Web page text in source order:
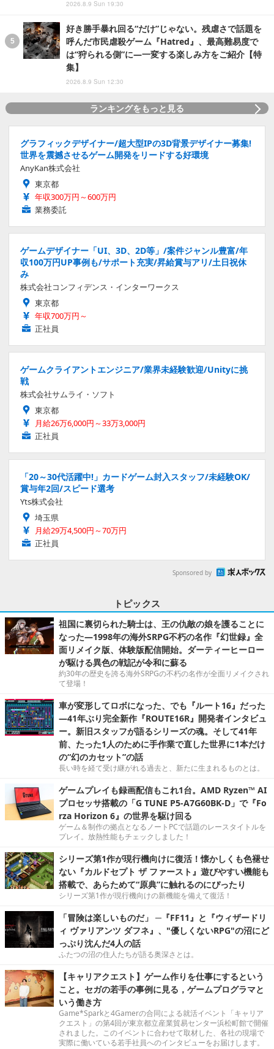
2026.8.9 Sun 19:30
好き勝手暴れ回る“だけ”じゃない。残虐さで話題を
呼んだ市民虐殺ゲーム『Hatred』、最高難易度で
は“狩られる側”に―一変する楽しみ方をご紹介【特
集】
2026.8.9 Sun 12:30
ランキングをもっと見る
グラフィックデザイナー/超大型IPの3D背景デザイナー募集!
世界を震撼させるゲーム開発をリードする好環境
AnyKan株式会社
東京都
年収300万円～600万円
業務委託
ゲームデザイナー「UI、3D、2D等」/案件ジャンル豊富/年
収100万円UP事例も/サポート充実/昇給賞与アリ/土日祝休
み
株式会社コンフィデンス・インターワークス
東京都
年収700万円～
正社員
ゲームクライアントエンジニア/業界未経験歓迎/Unityに挑
戦
株式会社サムライ・ソフト
東京都
月給26万6,000円～33万3,000円
正社員
「20～30代活躍中!」カードゲーム封入スタッフ/未経験OK/
賞与年2回/スピード選考
Yts株式会社
埼玉県
月給29万4,500円～70万円
正社員
Sponsored by
トピックス
祖国に裏切られた騎士は、王の仇敵の娘を護ることに
なった―1998年の海外SRPG不朽の名作『幻世録』全
面リメイク版、体験版配信開始。ダーティーヒーロー
が駆ける異色の戦記が令和に蘇る
約30年の歴史を誇る海外SRPGの不朽の名作が全面リメイクされ
て登場！
車が変形してロボになった、でも『ルート16』だった
―41年ぶり完全新作『ROUTE16R』開発者インタビュ
ー。新旧スタッフが語るシリーズの魂。そして41年
前、たった1人のために手作業で直した世界に1本だけ
の“幻のカセット”の話
長い時を経て受け継がれる過去と、新たに生まれるものとは。
ゲームプレイも録画配信もこれ1台。AMD Ryzen™ AI
プロセッサ搭載の「G TUNE P5-A7G60BK-D」で『Fo
rza Horizon 6』の世界を駆け回る
ゲーム＆制作の拠点となるノートPCで話題のレースタイトルを
プレイ。放熱性能もチェックしました！
シリーズ第1作が現行機向けに復活！懐かしくも色褪せ
ない『カルドセプト ザ ファースト』遊びやすい機能も
搭載で、あらためて“原典”に触れるのにぴったり
シリーズ第1作が現行機向けの新機能を備えて復活！
「冒険は楽しいものだ」 ─『FF11』と『ウィザードリ
ィ ヴァリアンツ ダフネ』、"優しくないRPG"の沼にど
っぷり沈んだ4人の話
ふたつの沼の住人たちが語る奥深さとは。
【キャリアクエスト】ゲーム作りを仕事にするという
こと。セガの若手の事例に見る，ゲームプログラマと
いう働き方
Game*Sparkと4Gamerの合同による就活イベント「キャリア
クエスト」の第4回が東京都立産業貿易センター浜松町館で開催
されました。このイベントに合わせて取材した、各社の現場で
実際に働いている若手社員へのインタビューをお届けします。